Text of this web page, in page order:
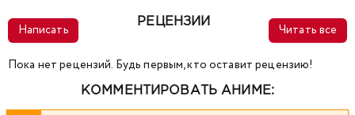
Написать
РЕЦЕНЗИИ
Читать все
Пока нет рецензий. Будь первым, кто оставит рецензию!
КОММЕНТИРОВАТЬ АНИМЕ: